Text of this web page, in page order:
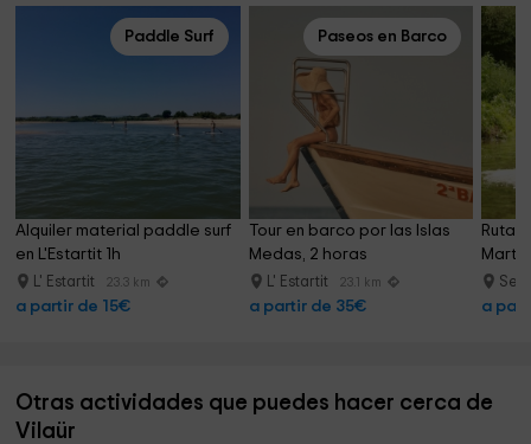
Paddle Surf
Alquiler material paddle surf
en L'Estartit 1h
L' Estartit 23.3 km
a partir de 15€
Paseos en Barco
Tour en barco por las Islas
Medas, 2 horas
L' Estartit 23.1 km
a partir de 35€
Ruta
a
Otras actividades que puedes hacer cerca de
Vilaür